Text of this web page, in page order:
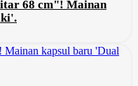
68 cm"! Mainan